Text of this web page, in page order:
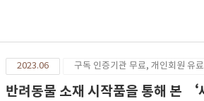
력성과 학교생활 적응에 어려움을 겪고 있
2023.06 구독 인증기관 무료, 개인회원 유료
반려동물 소재 시작품을 통해 본